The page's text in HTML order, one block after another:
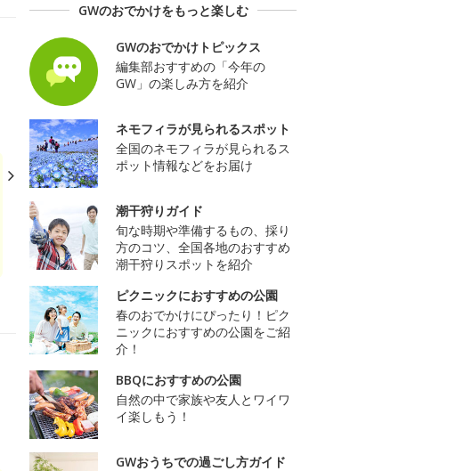
GWのおでかけをもっと楽しむ
GWのおでかけトピックス
編集部おすすめの「今年の
GW」の楽しみ方を紹介
ネモフィラが見られるスポット
全国のネモフィラが見られるス
ポット情報などをお届け
潮干狩りガイド
旬な時期や準備するもの、採り
方のコツ、全国各地のおすすめ
潮干狩りスポットを紹介
ピクニックにおすすめの公園
春のおでかけにぴったり！ピク
ニックにおすすめの公園をご紹
介！
BBQにおすすめの公園
自然の中で家族や友人とワイワ
イ楽しもう！
GWおうちでの過ごし方ガイド